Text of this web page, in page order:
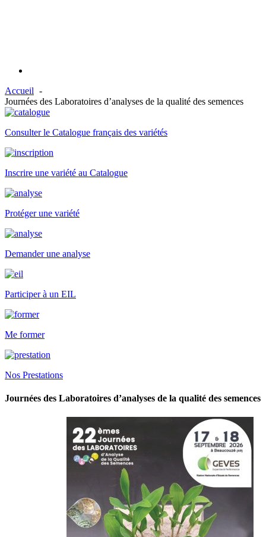
Accueil
Journées des Laboratoires d’analyses de la qualité des semences
Consulter le Catalogue français des variétés
Inscrire une variété au Catalogue
Protéger une variété
Demander une analyse
Participer à un EIL
Me former
Nos Prestations
Journées des Laboratoires d’analyses de la qualité des semences